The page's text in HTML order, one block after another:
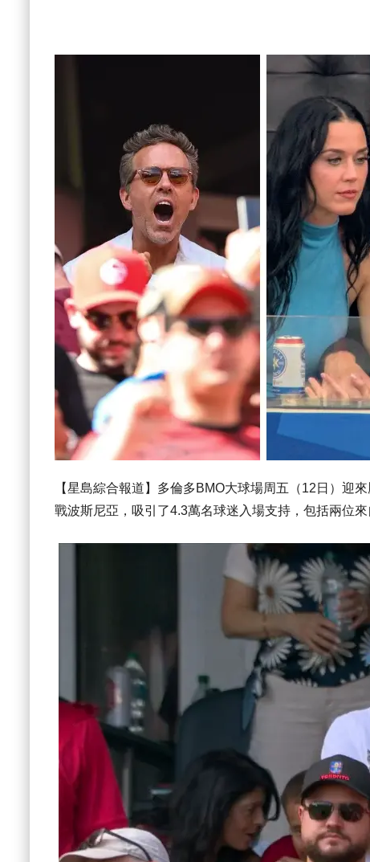
【星島綜合報道】多倫多BMO大球場周五（12日）迎
戰波斯尼亞，吸引了4.3萬名球迷入場支持，包括兩位來